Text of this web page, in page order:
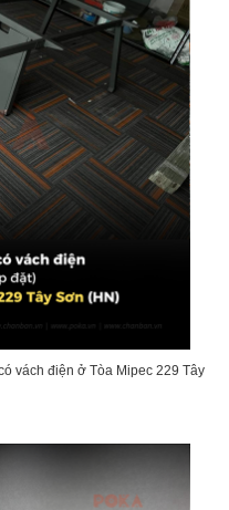
vách điện ở Tòa Mipec 229 Tây